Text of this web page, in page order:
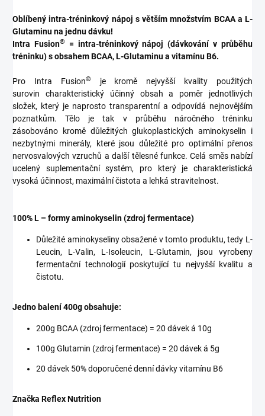
Oblíbený intra-tréninkový nápoj s větším množstvím BCAA a L-
Glutaminu na jednu dávku!
Intra Fusion®
= intra-tréninkový nápoj (dávkování v průběhu
tréninku) s obsahem BCAA, L-Glutaminu a vitamínu B6.
Pro Intra Fusion®
je kromě nejvyšší kvality použitých
surovin charakteristický účinný obsah a poměr jednotlivých
složek, který je naprosto transparentní a odpovídá nejnovějším
poznatkům. Tělo je tak v průběhu náročného tréninku
zásobováno kromě důležitých glukoplastických aminokyselin i
nezbytnými minerály, které jsou důležité pro optimální přenos
nervosvalových vzruchů a další tělesné funkce. Celá směs nabízí
ucelený suplementační systém, pro který je charakteristická
vysoká účinnost, maximální čistota a lehká stravitelnost.
100% L – formy aminokyselin (zdroj fermentace)
Důležité aminokyseliny obsažené v tomto produktu, tedy L-
Leucin, L-Valin, L-Isoleucin, L-Glutamin, jsou vyrobeny
fermentační technologií poskytující tu nejvyšší kvalitu a
čistotu.
Jedno balení 400g obsahuje:
200g BCAA (zdroj fermentace) = 20 dávek á 10g
100g Glutamin (zdroj fermentace) = 20 dávek á 5g
20 dávek 50% doporučené denní dávky vitamínu B6
Značka Reflex Nutrition